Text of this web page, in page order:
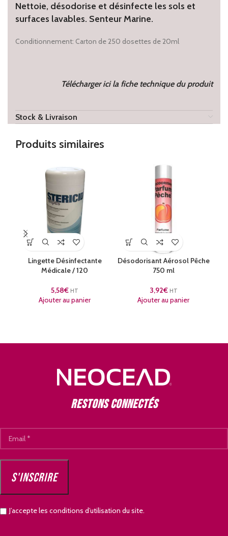
Nettoie, désodorise et désinfecte les sols et
surfaces lavables. Senteur Marine.
Conditionnement: Carton de 250 dosettes de 20ml
Télécharger ici la fiche technique du produit
Stock & Livraison
Produits similaires
Lingette Désinfectante
Médicale / 120
5,58€ HT
Ajouter au panier
Désodorisant Aérosol Pêche
750 ml
3,92€ HT
Ajouter au panier
Restons connectés
J’accepte les conditions d’utilisation du site.